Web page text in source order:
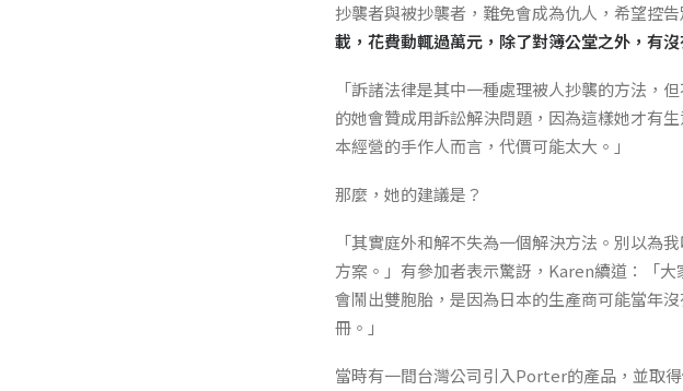
抄襲者與被抄襲者，難免會成為仇人，希望控
載，花費動輒過萬元，除了對簿公堂之外，有
「訴諸法律是其中一種處理被人抄襲的方法，
的她會贊成用訴訟解決問題，因為這樣她才有
本經營的手作人而言，代價可能太大。」
那麼，她的建議是？
「其實庭外和解不失為一個解決方法。別以為
方案。」有參加者表示驚訝，Karen續道：「
會鬧出雙胞胎，是因為日本的生產商可能當年
冊。」
當時有一間台灣公司引入Porter的產品，並取